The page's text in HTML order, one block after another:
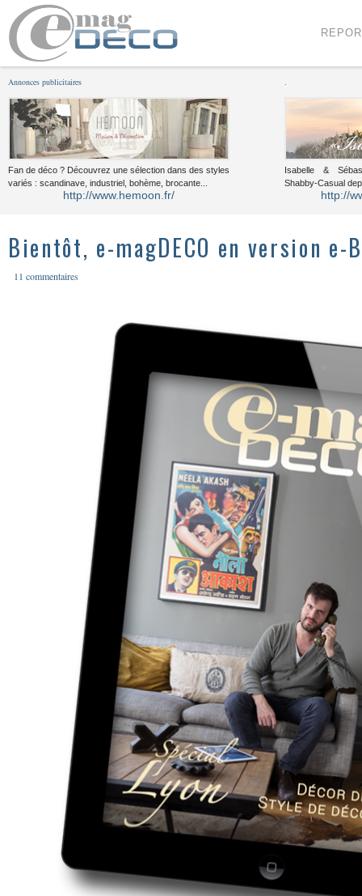
Annonces publicitaires
Fan de déco ? Découvrez une sélection dans des styles
variés : scandinave, industriel, bohème, brocante...
http://www.hemoon.fr/
Isabelle &
Shabby-Casual
http://
Bientôt, e-magDECO en version e-
11 commentaires